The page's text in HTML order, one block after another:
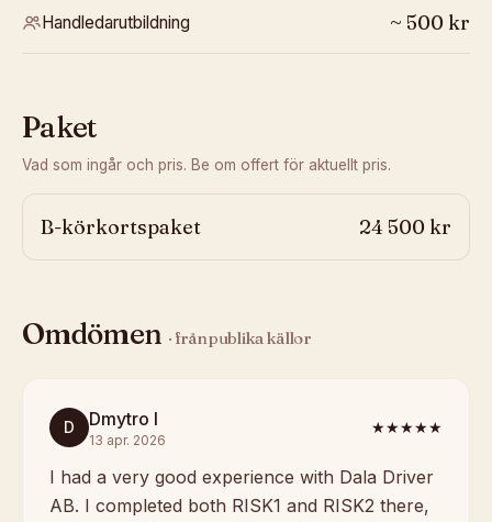
Handledarutbildning ~ 500 kr
Paket
Vad som ingår och pris. Be om offert för aktuellt pris.
B-körkortspaket 24 500 kr
Omdömen · från publika källor
D Dmytro I
13 apr. 2026
★★★★★
I had a very good experience with Dala Driver
AB. I completed both RISK1 and RISK2 there,